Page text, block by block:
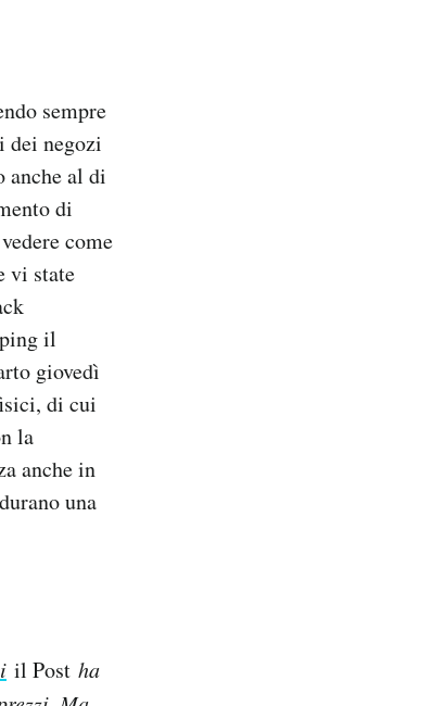
sempre
dei negozi
anche al di
di
come
vi state
il
giovedì
di cui
la
anche in
una
il Post ha